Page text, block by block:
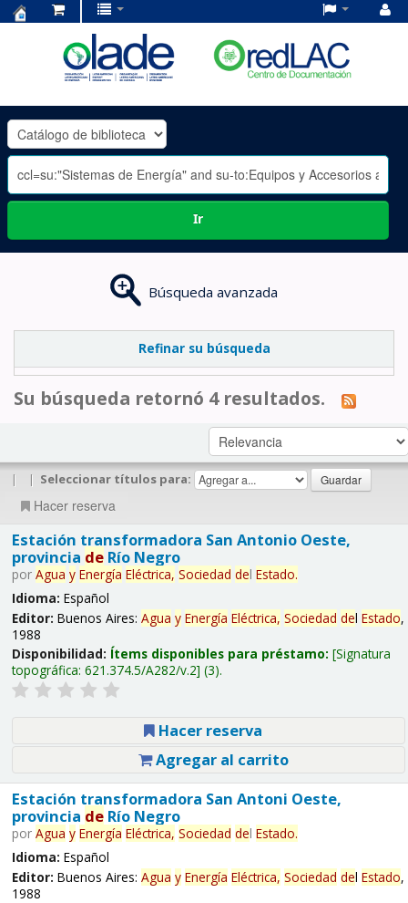
OLADE
-
Ir
Búsqueda avanzada
Refinar su búsqueda
Su búsqueda retornó 4 resultados.
| | Seleccionar títulos para:
Hacer reserva
Estación transformadora San Antonio Oeste,
provincia deRío Negro
por Agua y Energía Eléctrica, Sociedad del Estado.
Idioma: Español
Editor: Buenos Aires: Agua y Energía Eléctrica, Sociedad del Estado,
1988
Disponibilidad: Ítems disponibles para préstamo: Signatura
topográfica: 621.374.5/A282/v.2 (3).
Hacer reserva
Agregar al carrito
Estación transformadora San Antoni Oeste,
provincia deRío Negro
por Agua y Energía Eléctrica, Sociedad del Estado.
Idioma: Español
Editor: Buenos Aires: Agua y Energía Eléctrica, Sociedad del Estado,
1988